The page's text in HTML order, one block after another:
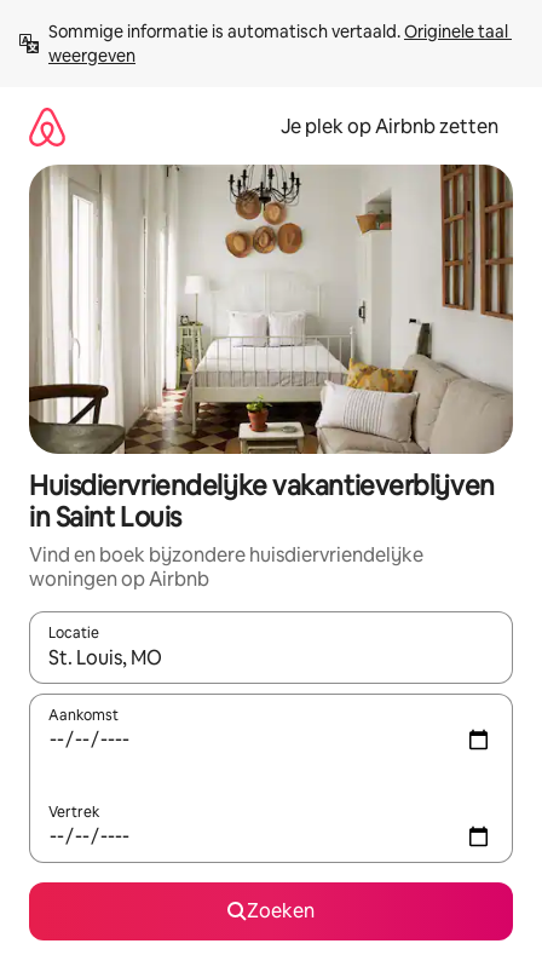
direct
naar
Sommige informatie is automatisch vertaald. Originele taal
weergeven
Je plek op Airbnb zetten
Huisdiervriendelijke vakantieverblijven
in Saint Louis
Vind en boek bijzondere huisdiervriendelijke
woningen op Airbnb
Locatie
Wanneer er resultaten beschikbaar zijn, maak je een keuze
Aankomst
Vertrek
Zoeken